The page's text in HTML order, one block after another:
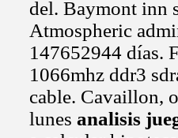
del. Baymont inn
Atmospheric
147652944 días.
1066mhz ddr3
cable. Cavaillon,
lunes analisis